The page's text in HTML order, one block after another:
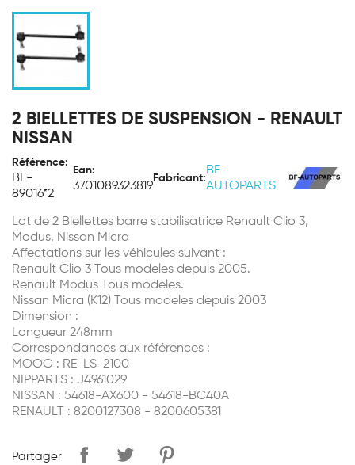
2 BIELLETTES DE SUSPENSION - RENAULT
NISSAN
Référence:
BF-
89016*2
Ean:
3701089323819
Fabricant:
BF-
AUTOPARTS
Lot de 2 Biellettes barre stabilisatrice Renault Clio 3,
Modus, Nissan Micra
Affectations sur les véhicules suivant :
Renault Clio 3 Tous modeles depuis 2005.
Renault Modus Tous modeles.
Nissan Micra (K12) Tous modeles depuis 2003
Dimension :
Longueur 248mm
Correspondances aux références :
MOOG : RE-LS-2100
NIPPARTS : J4961029
NISSAN : 54618-AX600 - 54618-BC40A
RENAULT : 8200127308 - 8200605381
Partager